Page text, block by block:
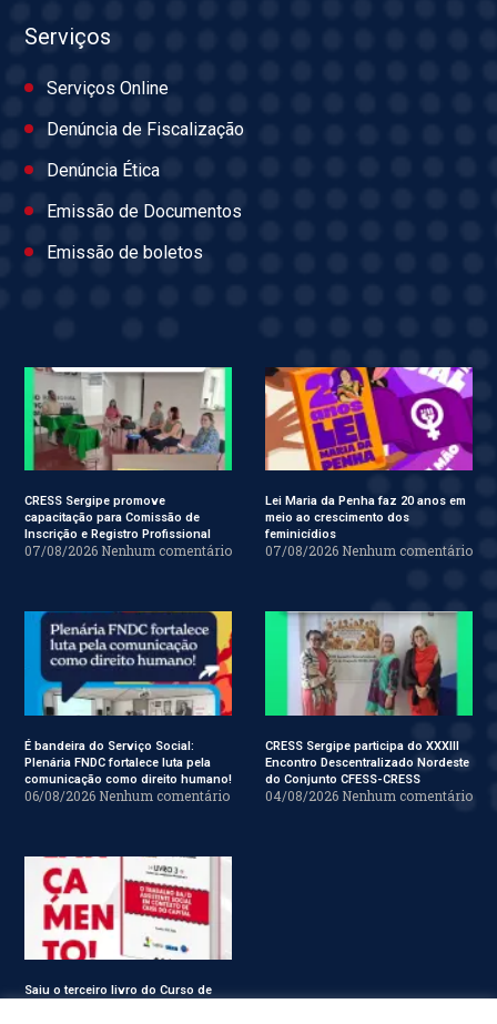
Serviços
Serviços Online
Denúncia de Fiscalização
Denúncia Ética
Emissão de Documentos
Emissão de boletos
CRESS Sergipe promove
capacitação para Comissão de
Inscrição e Registro Profissional
07/08/2026 Nenhum comentário
Lei Maria da Penha faz 20 anos em
meio ao crescimento dos
feminicídios
07/08/2026 Nenhum comentário
É bandeira do Serviço Social:
Plenária FNDC fortalece luta pela
comunicação como direito humano!
06/08/2026 Nenhum comentário
CRESS Sergipe participa do XXXIII
Encontro Descentralizado Nordeste
do Conjunto CFESS-CRESS
04/08/2026 Nenhum comentário
Saiu o terceiro livro do Curso de